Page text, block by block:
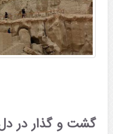
گشت و گذار در